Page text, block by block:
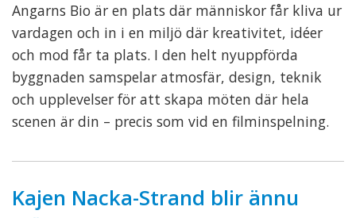
Angarns Bio är en plats där människor får kliva ur
vardagen och in i en miljö där kreativitet, idéer
och mod får ta plats. I den helt nyuppförda
byggnaden samspelar atmosfär, design, teknik
och upplevelser för att skapa möten där hela
scenen är din – precis som vid en filminspelning.
Kajen Nacka-Strand blir ännu